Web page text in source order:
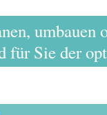
umbauen
für Sie der